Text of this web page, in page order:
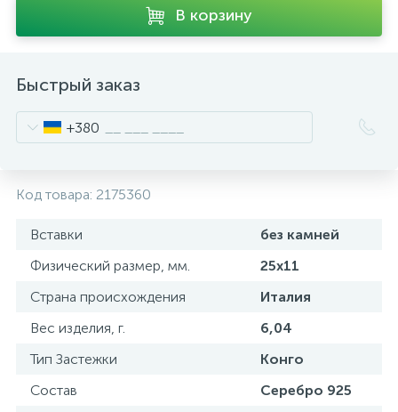
В корзину
Быстрый заказ
+380
Код товара: 2175360
Вставки
без камней
Физический размер, мм.
25х11
Страна происхождения
Италия
Вес изделия, г.
6,04
Тип Застежки
Конго
Состав
Серебро 925